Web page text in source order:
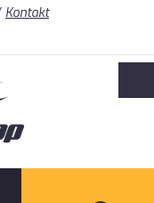
Kontakt